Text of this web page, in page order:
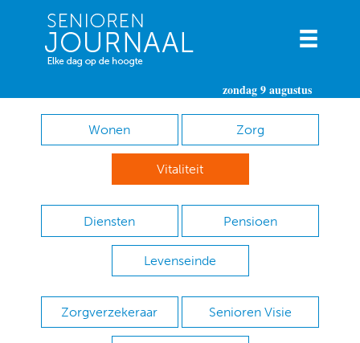
zondag 9 augustus
Wonen Zorg
Vitaliteit
Diensten Pensioen
Levenseinde
Zorgverzekeraar Senioren Visie